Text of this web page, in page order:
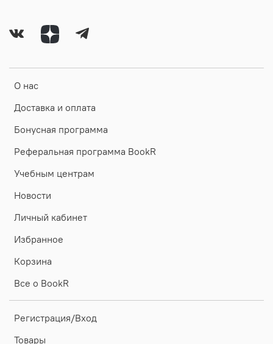
О нас
Доставка и оплата
Бонусная программа
Реферальная программа BookR
Учебным центрам
Новости
Личный кабинет
Избранное
Корзина
Все о BookR
Регистрация/Вход
Товары